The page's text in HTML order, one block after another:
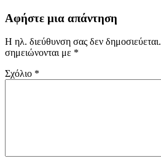
Αφήστε μια απάντηση
Η ηλ. διεύθυνση σας δεν δημοσιεύεται.
σημειώνονται με *
Σχόλιο *